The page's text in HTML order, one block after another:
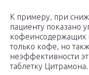
К примеру, при
пациенту показано
кофеинсодержащих
только кофе, но
неэффективности
таблетку Цитрамона.